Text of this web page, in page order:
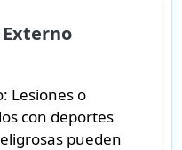
Lesiones o
con deportes
pueden